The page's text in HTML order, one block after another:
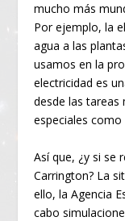
mucho más
Por ejemplo, la
agua a las
usamos en la
electricidad es
desde las tareas
especiales
Así que, ¿y si se
Carrington? La
ello, la Agencia
cabo